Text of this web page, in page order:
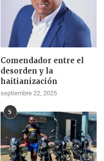
Comendador entre el
desorden y la
haitianización
septiembre 22, 2025
5